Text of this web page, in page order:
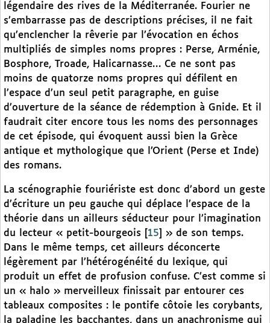
légendaire des rives de la Méditerranée. Fourier ne
s’embarrasse pas de descriptions précises, il ne fait
qu’enclencher la rêverie par l’évocation en échos
multipliés de simples noms propres : Perse, Arménie,
Bosphore, Troade, Halicarnasse… Ce ne sont pas
moins de quatorze noms propres qui défilent en
l’espace d’un seul petit paragraphe, en guise
d’ouverture de la séance de rédemption à Gnide. Et il
faudrait citer encore tous les noms des personnages
de cet épisode, qui évoquent aussi bien la Grèce
antique et mythologique que l’Orient (Perse et Inde)
des romans.
La scénographie fouriériste est donc d’abord un geste
d’écriture un peu gauche qui déplace l’espace de la
théorie dans un ailleurs séducteur pour l’imagination
du lecteur « petit-bourgeois
15
» de son temps.
Dans le même temps, cet ailleurs déconcerte
légèrement par l’hétérogénéité du lexique, qui
produit un effet de profusion confuse. C’est comme si
un « halo » merveilleux finissait par entourer ces
tableaux composites : le pontife côtoie les corybants,
la paladine les bacchantes, dans un anachronisme qui